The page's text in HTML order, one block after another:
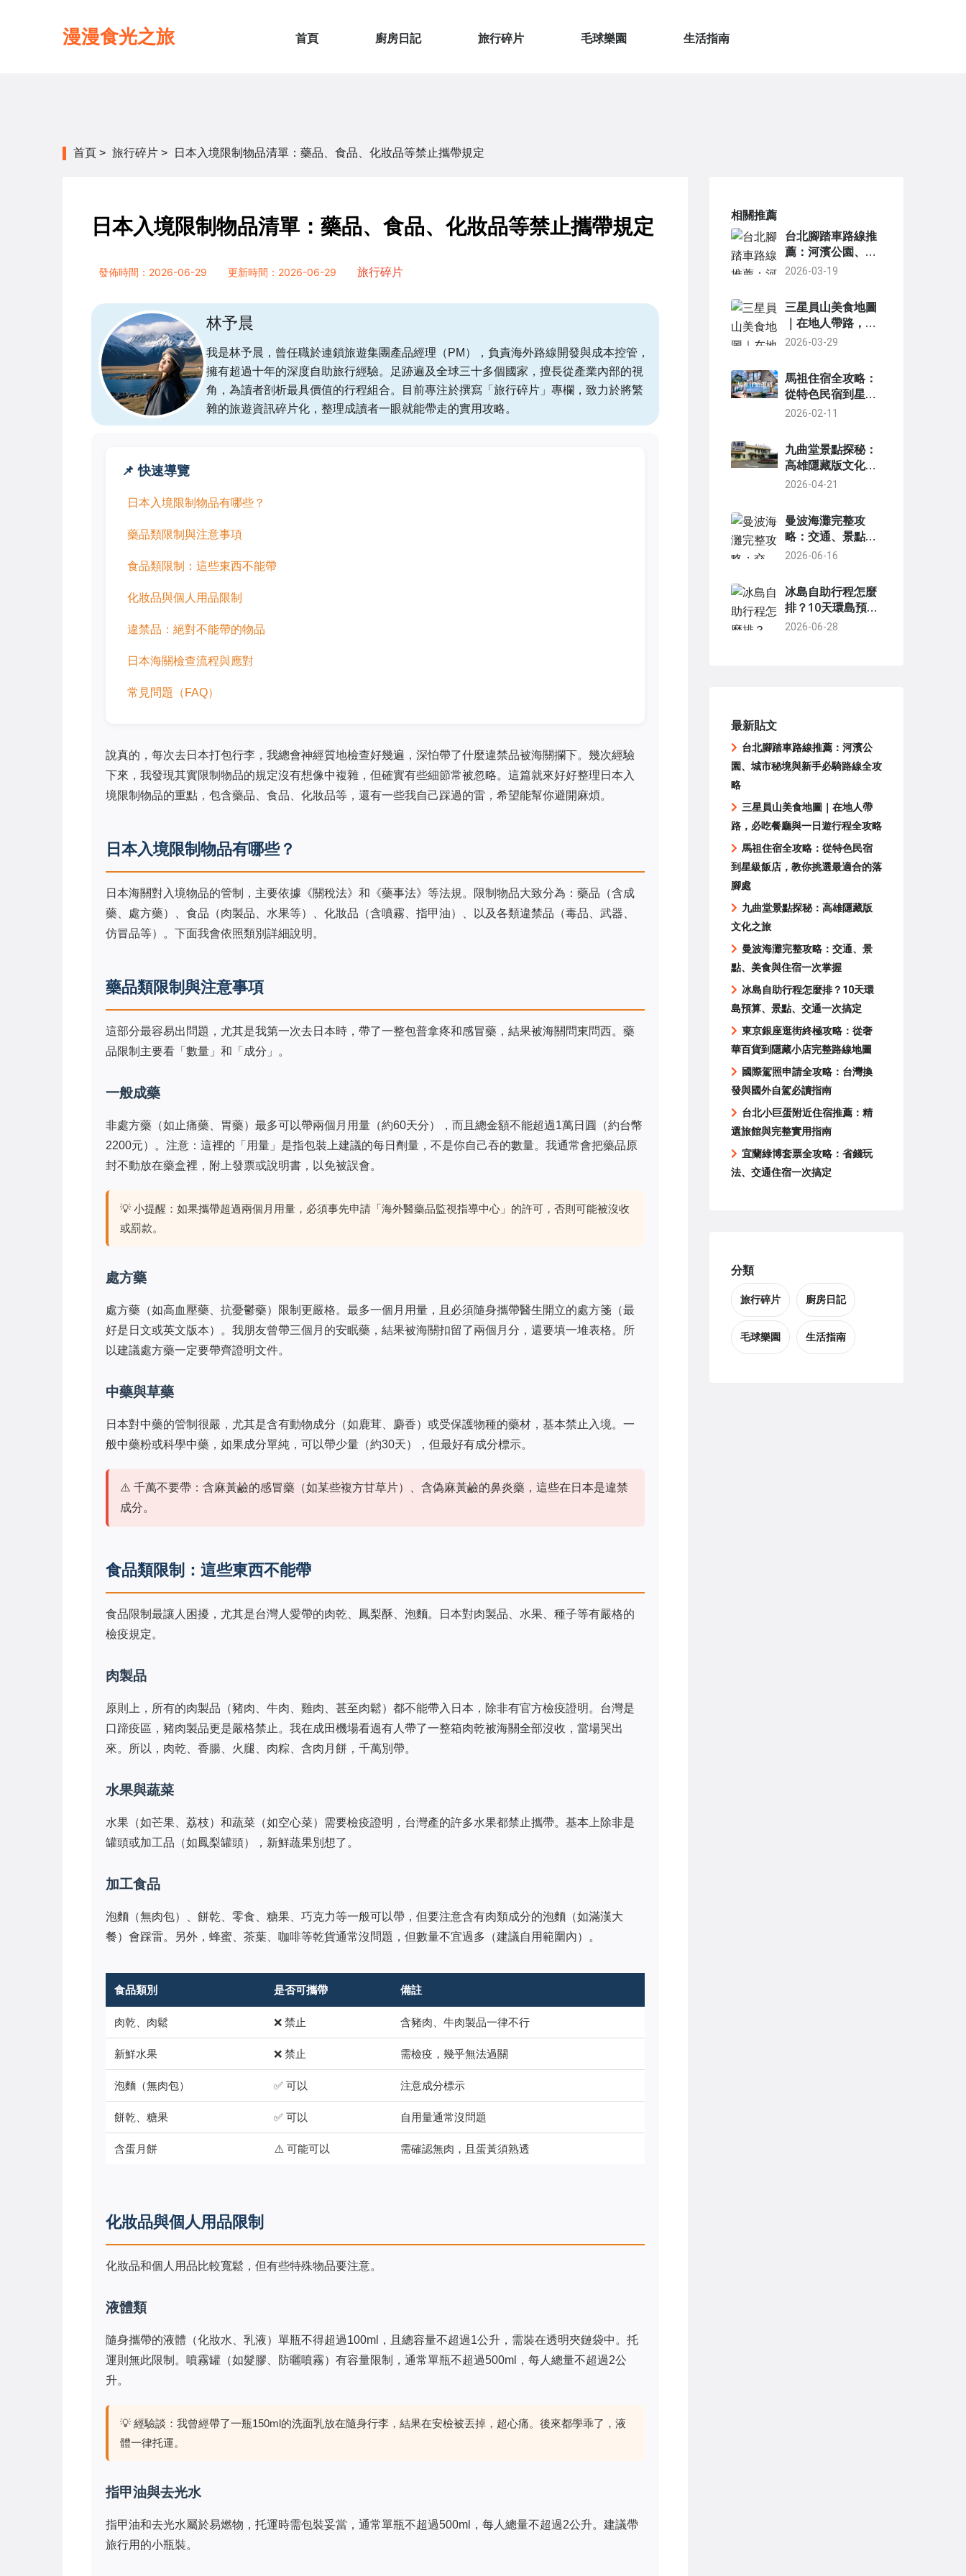
漫漫食光之旅 首頁 廚房日記 旅行碎片 毛球樂園 生活指南
首頁 > 旅行碎片 > 日本入境限制物品清單：藥品、食品、化妝品等禁止攜帶規定
日本入境限制物品清單：藥品、食品、化妝品等禁止攜帶規定
發佈時間：2026-06-29 更新時間：2026-06-29 旅行碎片
林予晨
我是林予晨，曾任職於連鎖旅遊集團產品經理（PM），負責海外路線開發與成本控管，
擁有超過十年的深度自助旅行經驗。足跡遍及全球三十多個國家，擅長從產業內部的視
角，為讀者剖析最具價值的行程組合。目前專注於撰寫「旅行碎片」專欄，致力於將繁
雜的旅遊資訊碎片化，整理成讀者一眼就能帶走的實用攻略。
📌 快速導覽
日本入境限制物品有哪些？
藥品類限制與注意事項
食品類限制：這些東西不能帶
化妝品與個人用品限制
違禁品：絕對不能帶的物品
日本海關檢查流程與應對
常見問題（FAQ）
說真的，每次去日本打包行李，我總會神經質地檢查好幾遍，深怕帶了什麼違禁品被海關攔下。幾次經驗
下來，我發現其實限制物品的規定沒有想像中複雜，但確實有些細節常被忽略。這篇就來好好整理日本入
境限制物品的重點，包含藥品、食品、化妝品等，還有一些我自己踩過的雷，希望能幫你避開麻煩。
日本入境限制物品有哪些？
日本海關對入境物品的管制，主要依據《關稅法》和《藥事法》等法規。限制物品大致分為：藥品（含成
藥、處方藥）、食品（肉製品、水果等）、化妝品（含噴霧、指甲油）、以及各類違禁品（毒品、武器、
仿冒品等）。下面我會依照類別詳細說明。
藥品類限制與注意事項
這部分最容易出問題，尤其是我第一次去日本時，帶了一整包普拿疼和感冒藥，結果被海關問東問西。藥
品限制主要看「數量」和「成分」。
一般成藥
非處方藥（如止痛藥、胃藥）最多可以帶兩個月用量（約60天分），而且總金額不能超過1萬日圓（約台幣
2200元）。注意：這裡的「用量」是指包裝上建議的每日劑量，不是你自己吞的數量。我通常會把藥品原
封不動放在藥盒裡，附上發票或說明書，以免被誤會。
💡 小提醒：如果攜帶超過兩個月用量，必須事先申請「海外醫藥品監視指導中心」的許可，否則可能被沒收
或罰款。
處方藥
處方藥（如高血壓藥、抗憂鬱藥）限制更嚴格。最多一個月用量，且必須隨身攜帶醫生開立的處方箋（最
好是日文或英文版本）。我朋友曾帶三個月的安眠藥，結果被海關扣留了兩個月分，還要填一堆表格。所
以建議處方藥一定要帶齊證明文件。
中藥與草藥
日本對中藥的管制很嚴，尤其是含有動物成分（如鹿茸、麝香）或受保護物種的藥材，基本禁止入境。一
般中藥粉或科學中藥，如果成分單純，可以帶少量（約30天），但最好有成分標示。
⚠️ 千萬不要帶：含麻黃鹼的感冒藥（如某些複方甘草片）、含偽麻黃鹼的鼻炎藥，這些在日本是違禁
成分。
食品類限制：這些東西不能帶
食品限制最讓人困擾，尤其是台灣人愛帶的肉乾、鳳梨酥、泡麵。日本對肉製品、水果、種子等有嚴格的
檢疫規定。
肉製品
原則上，所有的肉製品（豬肉、牛肉、雞肉、甚至肉鬆）都不能帶入日本，除非有官方檢疫證明。台灣是
口蹄疫區，豬肉製品更是嚴格禁止。我在成田機場看過有人帶了一整箱肉乾被海關全部沒收，當場哭出
來。所以，肉乾、香腸、火腿、肉粽、含肉月餅，千萬別帶。
水果與蔬菜
水果（如芒果、荔枝）和蔬菜（如空心菜）需要檢疫證明，台灣產的許多水果都禁止攜帶。基本上除非是
罐頭或加工品（如鳳梨罐頭），新鮮蔬果別想了。
加工食品
泡麵（無肉包）、餅乾、零食、糖果、巧克力等一般可以帶，但要注意含有肉類成分的泡麵（如滿漢大
餐）會踩雷。另外，蜂蜜、茶葉、咖啡等乾貨通常沒問題，但數量不宜過多（建議自用範圍內）。
食品類別 是否可攜帶 備註
肉乾、肉鬆 ❌ 禁止 含豬肉、牛肉製品一律不行
新鮮水果 ❌ 禁止 需檢疫，幾乎無法過關
泡麵（無肉包） ✅ 可以 注意成分標示
餅乾、糖果 ✅ 可以 自用量通常沒問題
含蛋月餅 ⚠️ 可能可以 需確認無肉，且蛋黃須熟透
化妝品與個人用品限制
化妝品和個人用品比較寬鬆，但有些特殊物品要注意。
液體類
隨身攜帶的液體（化妝水、乳液）單瓶不得超過100ml，且總容量不超過1公升，需裝在透明夾鏈袋中。托
運則無此限制。噴霧罐（如髮膠、防曬噴霧）有容量限制，通常單瓶不超過500ml，每人總量不超過2公
升。
💡 經驗談：我曾經帶了一瓶150ml的洗面乳放在隨身行李，結果在安檢被丟掉，超心痛。後來都學乖了，液
體一律托運。
指甲油與去光水
指甲油和去光水屬於易燃物，托運時需包裝妥當，通常單瓶不超過500ml，每人總量不超過2公升。建議帶
旅行用的小瓶裝。
相關推薦
台北腳踏車路線推
薦：河濱公園、城
市秘境與新手必騎
2026-03-19
三星員山美食地圖
｜在地人帶路，必
吃餐廳與一日遊行
2026-03-29
馬祖住宿全攻略：
從特色民宿到星級
飯店，教你挑選最
2026-02-11
九曲堂景點探秘：
高雄隱藏版文化之
旅
2026-04-21
曼波海灘完整攻
略：交通、景點、
美食與住宿一次掌
2026-06-16
冰島自助行程怎麼
排？10天環島預
算、景點、交通一
2026-06-28
最新貼文
台北腳踏車路線推薦：河濱公
園、城市秘境與新手必騎路線全攻
略
三星員山美食地圖｜在地人帶
路，必吃餐廳與一日遊行程全攻略
馬祖住宿全攻略：從特色民宿
到星級飯店，教你挑選最適合的落
腳處
九曲堂景點探秘：高雄隱藏版
文化之旅
曼波海灘完整攻略：交通、景
點、美食與住宿一次掌握
冰島自助行程怎麼排？10天環
島預算、景點、交通一次搞定
東京銀座逛街終極攻略：從奢
華百貨到隱藏小店完整路線地圖
國際駕照申請全攻略：台灣換
發與國外自駕必讀指南
台北小巨蛋附近住宿推薦：精
選旅館與完整實用指南
宜蘭綠博套票全攻略：省錢玩
法、交通住宿一次搞定
分類
旅行碎片 廚房日記
毛球樂園 生活指南